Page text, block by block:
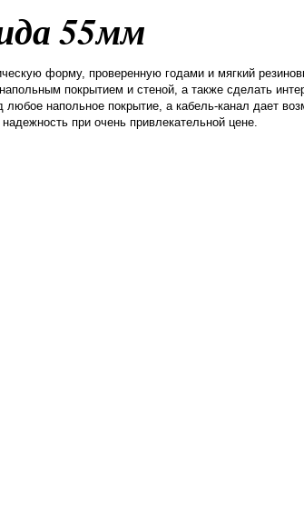
55мм
форму, проверенную годами и мягкий
покрытием и стеной, а также сделать
любое напольное покрытие, а кабель-канал дает
при очень привлекательной цене.